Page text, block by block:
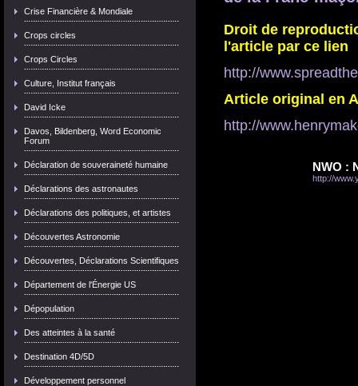
Crise Financière & Mondiale
Crops circles
Crops Circles
Culture, Institut français
David Icke
Davos, Bildenberg, Word Economic
Forum
Déclaration de souveraineté humaine
Déclarations des astronautes
Déclarations des politiques, et artistes
Découvertes Astronomie
Découvertes, Déclarations Scientifiques
Département de l'Énergie US
Dépopulation
Des atteintes à la santé
Destination 4D/5D
Développement personnel
Droit de
l'article par ce lien
http://
Article original en
http://
NWO :
http://